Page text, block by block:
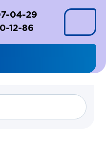
04-29
12-86
психики и личности